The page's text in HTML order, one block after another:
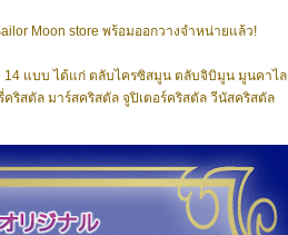
Moon store พร้อมออกวางจำหน่ายแล้ว!
14 แบบ ได้แก่ ตลับไครซิสมูน ตลับจิบิมูน มูนคาไล
ริสตัล มาร์สคริสตัล จูปิเตอร์คริสตัล วีนัสคริสตัล